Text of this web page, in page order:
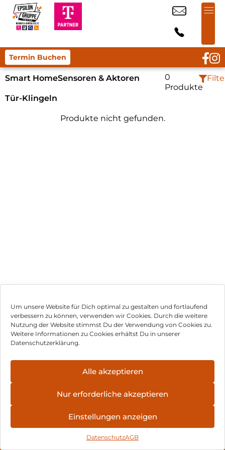
Um unsere Website für Dich optimal zu gestalten und fortlaufend
verbessern zu können, verwenden wir Cookies. Durch die weitere
Nutzung der Website stimmst Du der Verwendung von Cookies zu.
Weitere Informationen zu Cookies erhältst Du in unserer
Datenschutzerklärung.
Alle akzeptieren
Nur erforderliche akzeptieren
Einstellungen anzeigen
DatenschutzAGB
Termin Buchen
Smart HomeSensoren & Aktoren
Tür-Klingeln
0
Produkte
Produkte nicht gefunden.
Impressum
Hinweis zur Batterieentsorgung
Newsletter
, Brodos AG – All Rights Reserved.